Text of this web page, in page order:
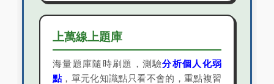
上萬線上題庫
海量題庫隨時刷題，測驗分析個人化弱
點 ，單元化知識點只看不會的，重點複習